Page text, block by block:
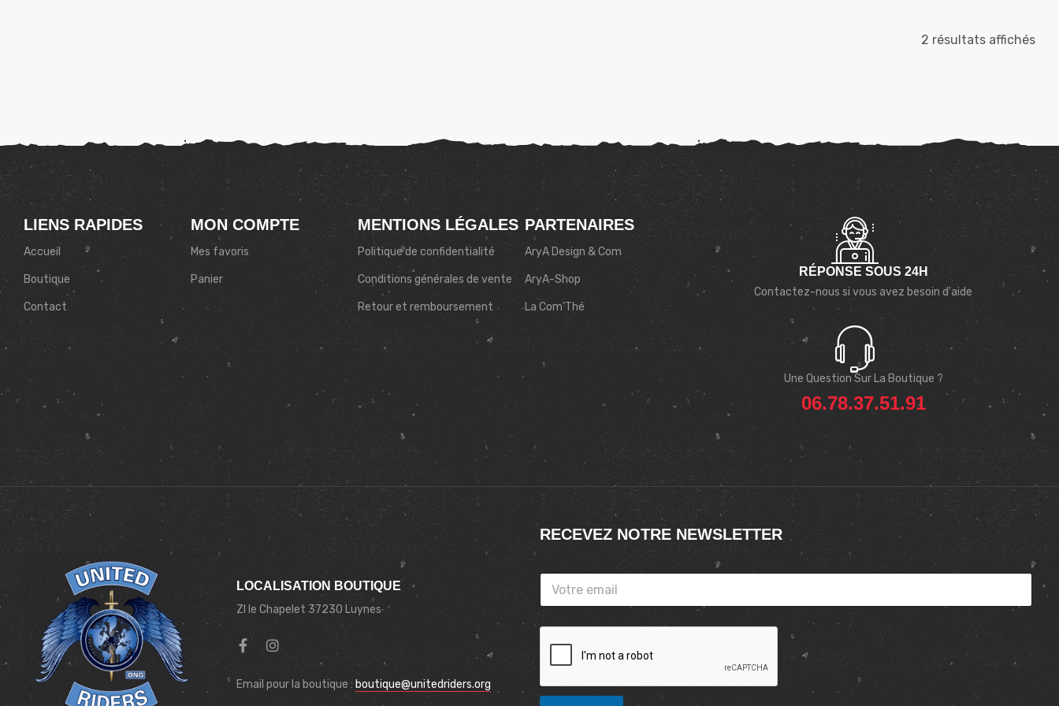
2 résultats affichés
LIENS RAPIDES
Accueil
Boutique
Contact
MON COMPTE
Mes favoris
Panier
MENTIONS LÉGALES
Politique de confidentialité
Conditions générales de vente
Retour et remboursement
PARTENAIRES
AryA Design & Com
AryA-Shop
La Com’Thé
RÉPONSE SOUS 24H
Contactez-nous si vous avez besoin d'aide
Une Question Sur La Boutique ?
06.78.37.51.91
LOCALISATION BOUTIQUE
ZI le Chapelet 37230 Luynes
Email pour la boutique : boutique@unitedriders.org
RECEVEZ NOTRE NEWSLETTER